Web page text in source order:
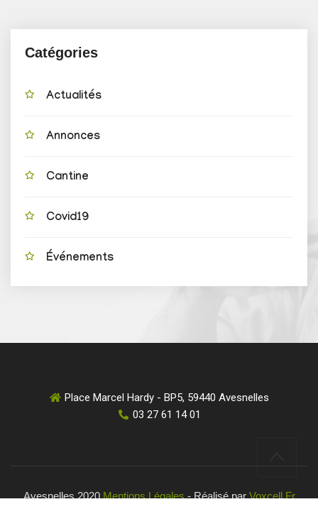
Catégories
Actualités
Annonces
Cantine
Covid19
Événements
Place Marcel Hardy - BP5, 59440 Avesnelles
03 27 61 14 01
Avesnelles 2020Mentions Légales- Réalisé parVoxcell.fr